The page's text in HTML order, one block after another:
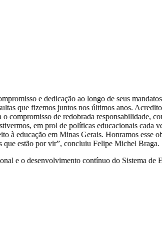
e dedicação ao longo de seus
que fizemos juntos nos últimos anos.
de redobrada responsabilidade,
em prol de políticas educacionais cada
educação em Minas Gerais. Honramos esse
que estão por vir”, concluiu Felipe Michel Braga.
e o desenvolvimento contínuo do Sistema de